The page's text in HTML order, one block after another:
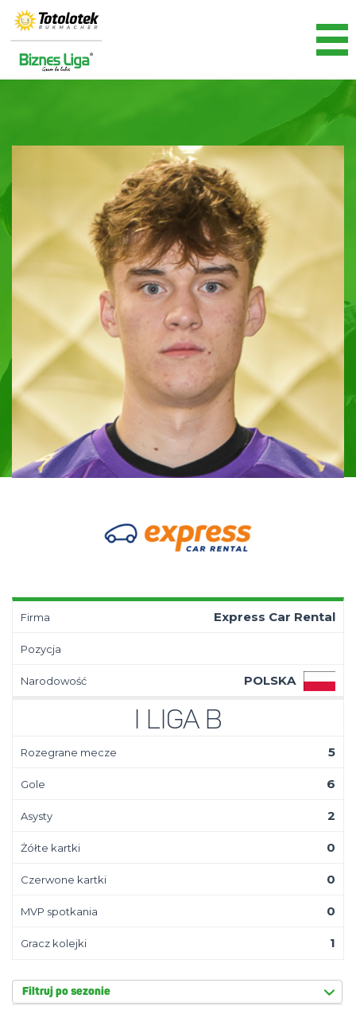
Firma Express Car Rental
Pozycja
Narodowość POLSKA
I Liga B
Rozegrane mecze 5
Gole 6
Asysty 2
Żółte kartki 0
Czerwone kartki 0
MVP spotkania 0
Gracz kolejki 1
Filtruj po sezonie